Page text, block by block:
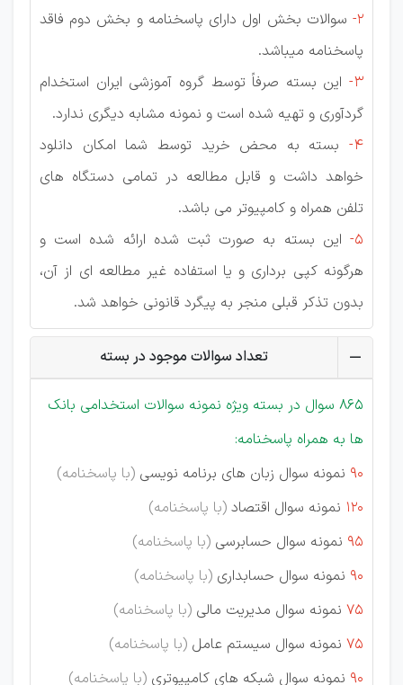
2- سوالات بخش اول دارای پاسخنامه و بخش دوم فاقد
پاسخنامه میباشد.
3-
این بسته صرفاً توسط گروه آموزشی ایران استخدام
گردآوری و تهیه شده است و نمونه مشابه دیگری ندارد.
4-
بسته به محض خرید توسط شما امکان دانلود
خواهد داشت و قابل مطالعه در تمامی دستگاه های
تلفن همراه و کامپیوتر می باشد.
5-
این بسته به صورت ثبت شده ارائه شده است و
هرگونه کپی برداری و یا استفاده غیر مطالعه ای از آن،
بدون تذکر قبلی منجر به پیگرد قانونی خواهد شد.
تعداد سوالات موجود در بسته
865 سوال در بسته ویژه نمونه سوالات استخدامی بانک
ها به همراه پاسخنامه:
90 نمونه سوال زبان های برنامه نویسی (با پاسخنامه)
120 نمونه سوال اقتصاد (با پاسخنامه)
95 نمونه سوال حسابرسی (با پاسخنامه)
90 نمونه سوال حسابداری (با پاسخنامه)
75 نمونه سوال مدیریت مالی (با پاسخنامه)
75 نمونه سوال سیستم عامل (با پاسخنامه)
90 نمونه سوال شبکه های کامپیوتری (با پاسخنامه)